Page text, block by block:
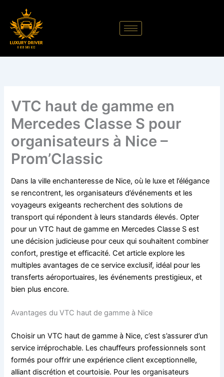
contenu
VTC haut de gamme en
Mercedes Classe S pour
organisateurs à Nice –
Prom’Classic
Dans la ville enchanteresse de Nice, où le luxe et l’élégance
se rencontrent, les organisateurs d’événements et les
voyageurs exigeants recherchent des solutions de
transport qui répondent à leurs standards élevés. Opter
pour un VTC haut de gamme en Mercedes Classe S est
une décision judicieuse pour ceux qui souhaitent combiner
confort, prestige et efficacité. Cet article explore les
multiples avantages de ce service exclusif, idéal pour les
transferts aéroportuaires, les événements prestigieux, et
bien plus encore.
Avantages du VTC haut de gamme à Nice
Choisir un VTC haut de gamme à Nice, c’est s’assurer d’un
service irréprochable. Les chauffeurs professionnels sont
formés pour offrir une expérience client exceptionnelle,
alliant discrétion et courtoisie. Pour les organisateurs